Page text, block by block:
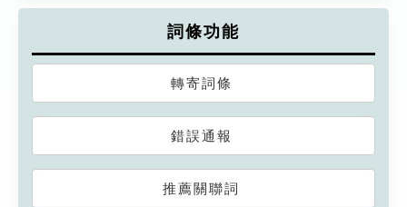
詞條功能
轉寄詞條
錯誤通報
推薦關聯詞